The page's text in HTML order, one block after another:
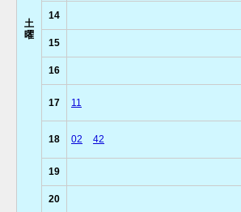
土
曜
14
15
16
17 11
18 02 42
19
20